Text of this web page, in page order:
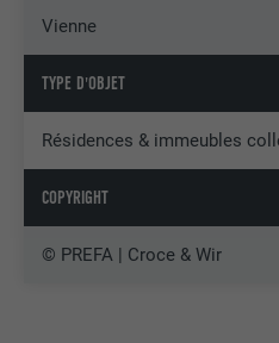
Vienne
TYPE D'OBJET
Résidences & immeubles
COPYRIGHT
© PREFA | Croce & Wir